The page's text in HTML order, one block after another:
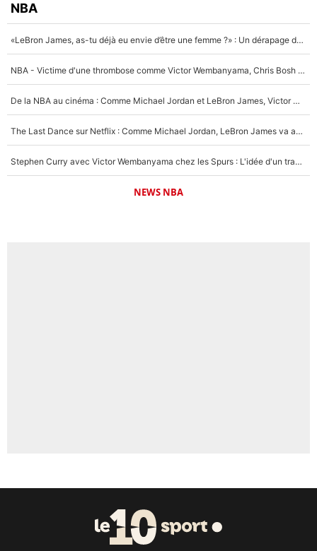
NBA
«LeBron James, as-tu déjà eu envie d’être une femme ?» : Un dérapage de Donald Trump sur la superstar de la NBA refait surface
NBA - Victime d'une thrombose comme Victor Wembanyama, Chris Bosh prévient le Français des risques sur sa santé : «J’ai failli mourir sur le coup et j’ai été ramené à la vie»
De la NBA au cinéma : Comme Michael Jordan et LeBron James, Victor Wembanyama rêve d'une carrière d'acteur !
The Last Dance sur Netflix : Comme Michael Jordan, LeBron James va avoir le droit à sa série !
Stephen Curry avec Victor Wembanyama chez les Spurs : L'idée d'un trade historique est lancée en NBA !
NEWS NBA